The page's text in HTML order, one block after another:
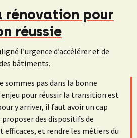
rénovation pour
réussie
l’urgence d’accélérer et de
bâtiments.
sommes pas dans la bonne
pour réussir la transition est
y arriver, il faut avoir un cap
des dispositifs de
efficaces, et rendre les métiers du